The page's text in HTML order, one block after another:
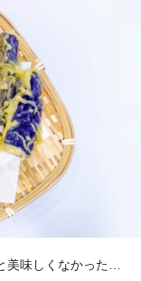
美味しくなかった…